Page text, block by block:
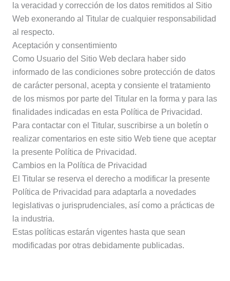
la veracidad y corrección de los datos remitidos al Sitio
Web exonerando al Titular de cualquier responsabilidad
al respecto.
Aceptación y consentimiento
Como Usuario del Sitio Web declara haber sido
informado de las condiciones sobre protección de datos
de carácter personal, acepta y consiente el tratamiento
de los mismos por parte del Titular en la forma y para las
finalidades indicadas en esta Política de Privacidad.
Para contactar con el Titular, suscribirse a un boletín o
realizar comentarios en este sitio Web tiene que aceptar
la presente Política de Privacidad.
Cambios en la Política de Privacidad
El Titular se reserva el derecho a modificar la presente
Política de Privacidad para adaptarla a novedades
legislativas o jurisprudenciales, así como a prácticas de
la industria.
Estas políticas estarán vigentes hasta que sean
modificadas por otras debidamente publicadas.